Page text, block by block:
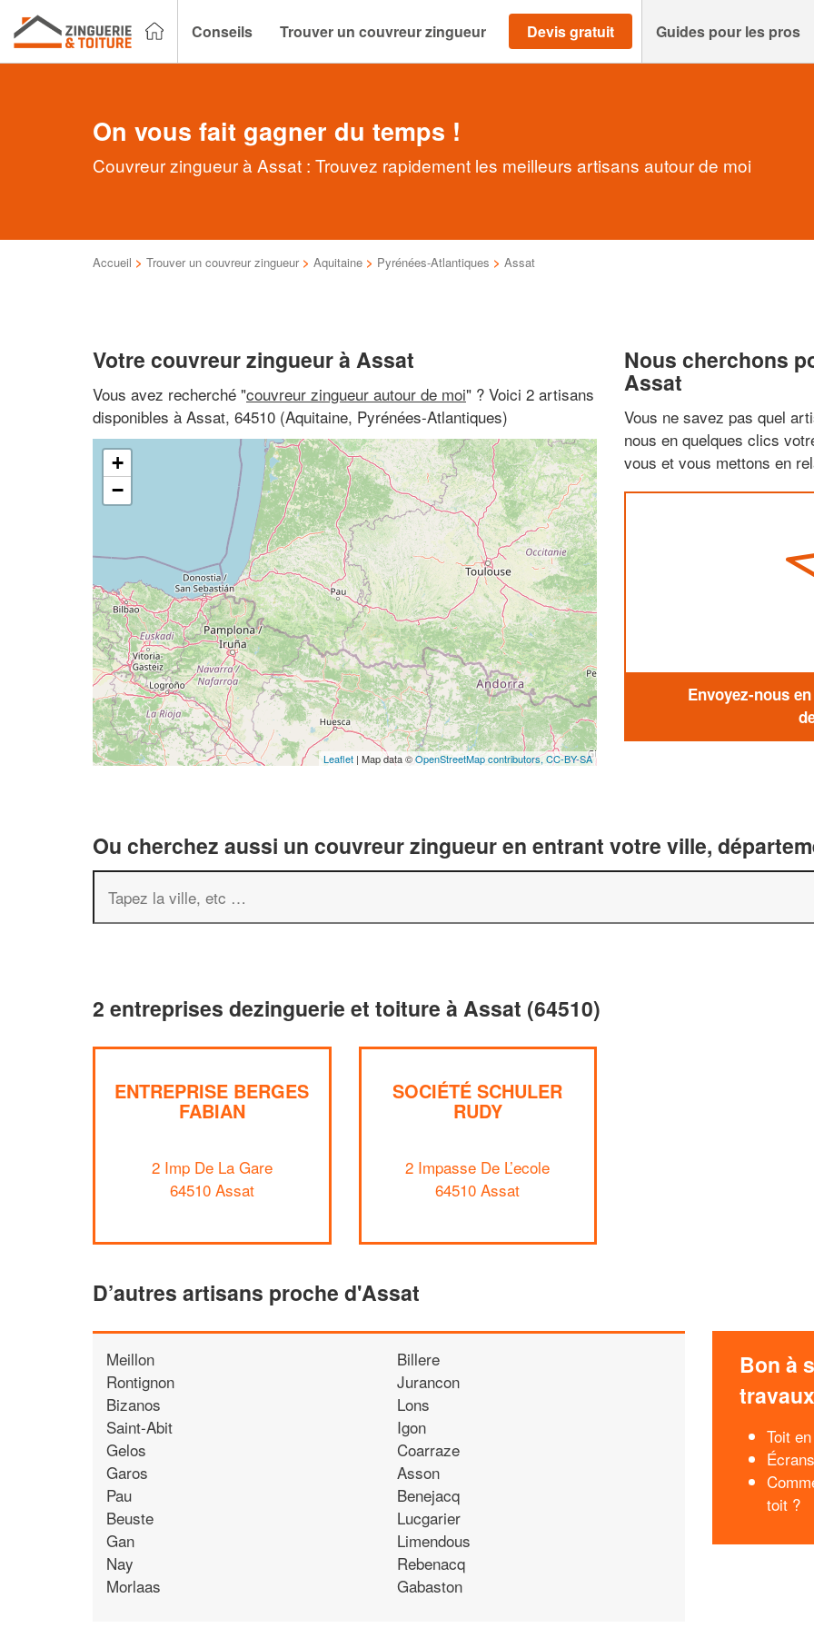
Conseils Trouver un couvreur zingueur Devis gratuit Guides pour les pros
On vous fait gagner du temps !
Couvreur zingueur à Assat : Trouvez rapidement les meilleurs artisans autour de moi
Accueil > Trouver un couvreur zingueur > Aquitaine > Pyrénées-Atlantiques > Assat
Votre couvreur zingueur à Assat
Vous avez recherché "couvreur zingueur autour de moi" ? Voici 2 artisans
disponibles à Assat, 64510 (Aquitaine, Pyrénées-Atlantiques)
+
−
Leaflet | Map data ©OpenStreetMap contributors,CC-BY-SA
Nous cherchons
Assat
Vous ne savez pas quel
nous en quelques clics
vous et vous mettons en
Envoyez-nous
Ou cherchez aussi un couvreur zingueur en entrant votre ville,
2 entreprises dezinguerie et toiture à Assat (64510)
ENTREPRISE BERGES
FABIAN
2 Imp De La Gare
64510 Assat
SOCIÉTÉ SCHULER
RUDY
2 Impasse De L’ecole
64510 Assat
D’autres artisans proche d'Assat
Meillon
Rontignon
Bizanos
Saint-Abit
Gelos
Garos
Pau
Beuste
Gan
Nay
Morlaas
Billere
Jurancon
Lons
Igon
Coarraze
Asson
Benejacq
Lucgarier
Limendous
Rebenacq
Gabaston
Bon à
travaux
Toit
toit ?